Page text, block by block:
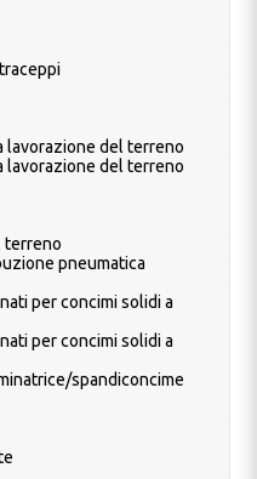
lavorazione del terreno
lavorazione del terreno
terreno
pneumatica
per concimi solidi a
per concimi solidi a
spandiconcime